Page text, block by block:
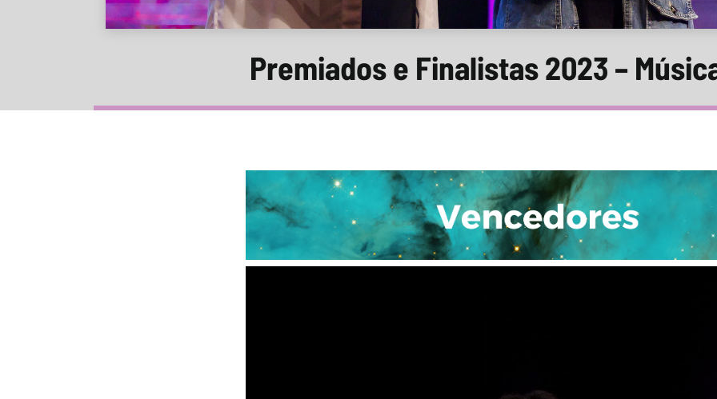
Premiados e Finalistas 2023 –